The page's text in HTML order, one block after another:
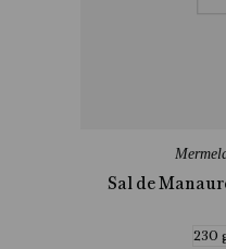
Sal de
230